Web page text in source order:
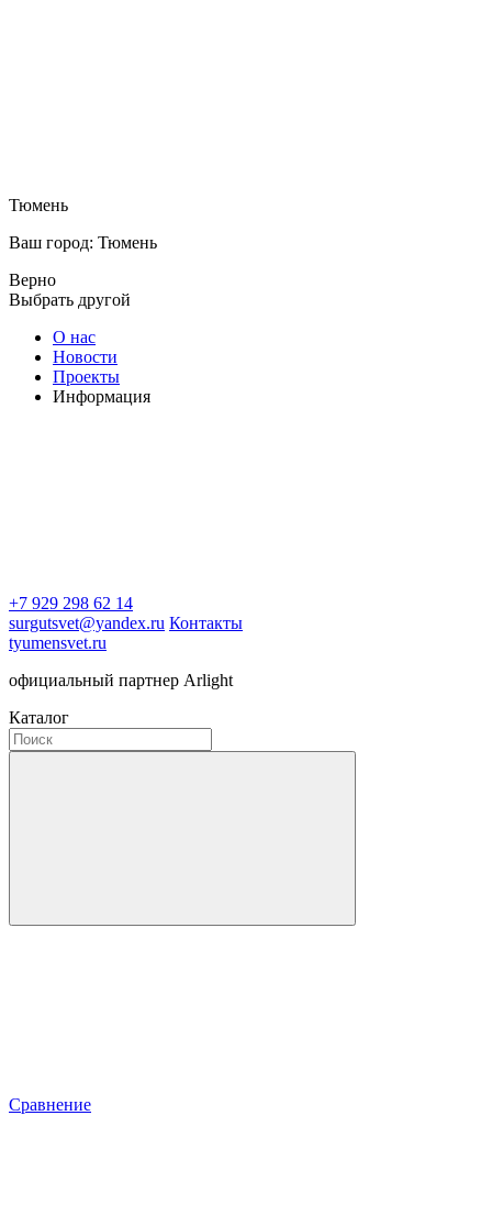
Тюмень
Ваш город: Тюмень
Верно
Выбрать другой
О нас
Новости
Проекты
Информация
+7 929 298 62 14
surgutsvet@yandex.ru Контакты
tyumensvet.ru
официальный партнер Arlight
Каталог
Сравнение